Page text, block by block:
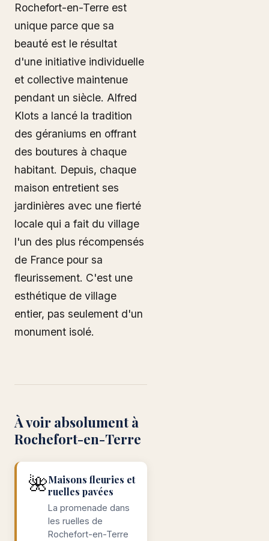
Rochefort-en-Terre est
unique parce que sa
beauté est le résultat
d'une initiative individuelle
et collective maintenue
pendant un siècle. Alfred
Klots a lancé la tradition
des géraniums en offrant
des boutures à chaque
habitant. Depuis, chaque
maison entretient ses
jardinières avec une fierté
locale qui a fait du village
l'un des plus récompensés
de France pour sa
fleurissement. C'est une
esthétique de village
entier, pas seulement d'un
monument isolé.
À voir absolument à
Rochefort-en-Terre
🌺Maisons fleuries et
ruelles pavées
La promenade dans
les ruelles de
Rochefort-en-Terre